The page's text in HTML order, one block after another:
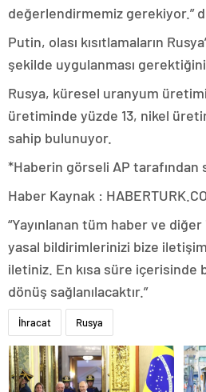
değerlendirmemiz gerekiyor.”
Putin, olası kısıtlamaların
şekilde uygulanması
Rusya, küresel uranyum
üretiminde yüzde 13, nikel
sahip bulunuyor.
*Haberin görseli AP tarafından
Haber Kaynak :
“Yayınlanan tüm haber ve
yasal bildirimlerinizi bize
iletiniz. En kısa süre içerisinde
dönüş sağlanılacaktır.”
İhracat Rusya